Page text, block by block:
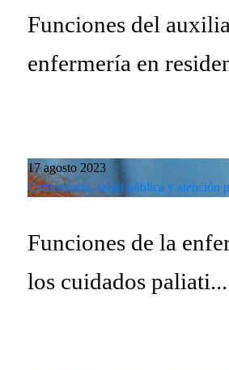
Funciones del
enfermería en
17 agosto 2023
Comunitaria, salud pública y atención
Funciones de la
los cuidados paliati...